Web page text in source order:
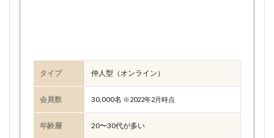
タイプ 仲人型（オンライン）
会員数 30,000名 ※2022年2月時点
年齢層 20〜30代が多い